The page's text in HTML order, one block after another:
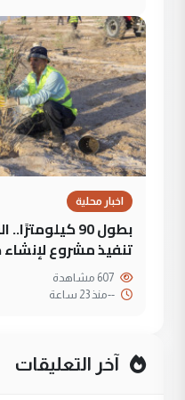
اخبار محلية
بطول 90
تنفيذ مشروع
--منذ 23 ساعة
آخر التعليقات